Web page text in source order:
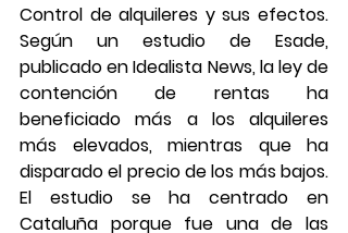
Control de alquileres y sus efectos.
Según un estudio de Esade,
publicado en Idealista News, la ley de
contención de rentas ha
beneficiado más a los alquileres
más elevados, mientras que ha
disparado el precio de los más bajos.
El estudio se ha centrado en
Cataluña porque fue una de las